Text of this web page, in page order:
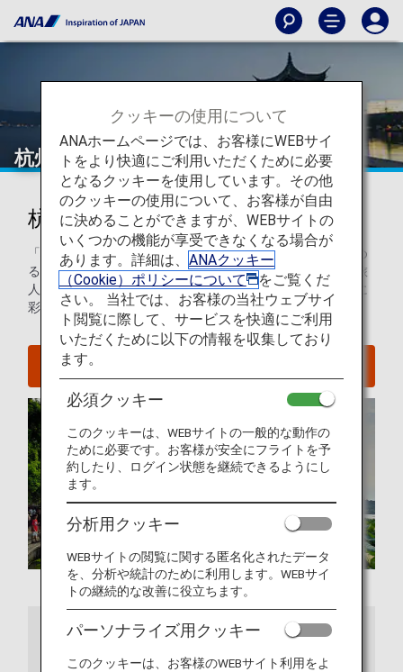
杭州
杭州を知ろう
「地上の楽園」と呼ばれる杭州は自然の美しい景観が楽しめ
る街で、上海からのアクセスは列車でたった一時間です。旅
人の間で人気の西湖は、仏塔の頂上から見下ろす丘や花々に
彩られた岸辺など、杭州に来たら必ず訪れたい場所です。
さらに詳しくは
クッキーの使用について
ANAホームページでは、お客様にWEBサイ
トをより快適にご利用いただくために必要
となるクッキーを使用しています。その他
のクッキーの使用について、お客様が自由
に決めることができますが、WEBサイトの
いくつかの機能が享受できなくなる場合が
あります。詳細は、 ANAクッキー
（Cookie）ポリシーについて
をご覧くだ
さい。 当社では、お客様の当社ウェブサイ
ト閲覧に際して、サービスを快適にご利用
いただくために以下の情報を収集しており
ます。
必須クッキー
このクッキーは、WEBサイトの一般的な動作の
ために必要です。お客様が安全にフライトを予
約したり、ログイン状態を継続できるようにし
ます。
分析用クッキー
WEBサイトの閲覧に関する匿名化されたデータ
を、分析や統計のために利用します。WEBサイ
トの継続的な改善に役立ちます。
パーソナライズ用クッキー
このクッキーは、お客様のWEBサイト利用をよ